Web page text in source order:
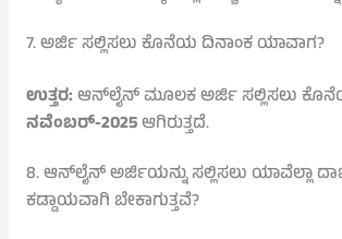
7. ಅರ್ಜಿ ಸಲ್ಲಿಸಲು ಕೊನೆಯ ದಿನಾಂಕ ಯಾವಾಗ?
ಉತ್ತರ:ಆನ್‌ಲೈನ್ ಮೂಲಕ ಅರ್ಜಿ ಸಲ್ಲಿಸಲು
ನವೆಂಬರ್-2025ಆಗಿರುತ್ತದೆ.
8. ಆನ್‌ಲೈನ್ ಅರ್ಜಿಯನ್ನು ಸಲ್ಲಿಸಲು ಯಾವೆಲ್ಲಾ
ಕಡ್ಡಾಯವಾಗಿ ಬೇಕಾಗುತ್ತವೆ?